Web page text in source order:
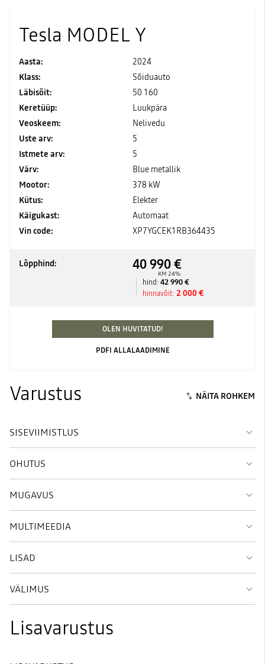
Tesla MODEL Y
Aasta:
2024
Klass:
Sõiduauto
Läbisõit:
50 160
Keretüüp:
Luukpära
Veoskeem:
Nelivedu
Uste arv:
5
Istmete arv:
5
Värv:
Blue metallik
Mootor:
378 kW
Kütus:
Elekter
Käigukast:
Automaat
Vin code:
XP7YGCEK1RB364435
Lõpphind: 40 990 €
KM 24%
hind: 42 990 €
hinnavõit: 2 000 €
OLEN HUVITATUD!
PDFI ALLALAADIMINE
Varustus
SISEVIIMISTLUS
OHUTUS
MUGAVUS
MULTIMEEDIA
LISAD
VÄLIMUS
Lisavarustus